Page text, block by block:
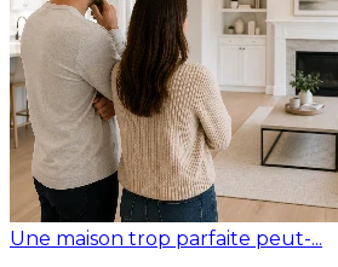
Une maison trop parfaite peut-...